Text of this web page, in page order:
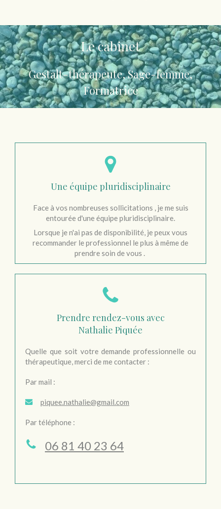
Le cabinet
Gestalt-thérapeute, Sage-femme,
Formatrice
Une équipe pluridisciplinaire
Face à vos nombreuses sollicitations , je me suis
entourée d'une équipe pluridisciplinaire.
Lorsque je n'ai pas de disponibilité, je peux vous
recommander le professionnel le plus à même de
prendre soin de vous .
Prendre rendez-vous avec
Nathalie Piquée
Quelle que soit votre demande professionnelle ou
thérapeutique, merci de me contacter :
Par mail :
piquee.nathalie@gmail.com
Par téléphone :
06 81 40 23 64